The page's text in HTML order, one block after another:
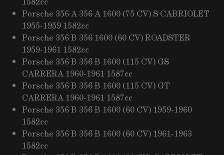
Porsche 356 A 356 A 1600 (75 CV) S CABRIOLET
1955-1959 1582cc
Porsche 356 B 356 1600 (60 CV) ROADSTER
1959-1961 1582cc
Porsche 356 B 356 B 1600 (115 CV) GS
CARRERA 1960-1961 1587cc
Porsche 356 B 356 B 1600 (115 CV) GT
CARRERA 1960-1961 1587cc
Porsche 356 B 356 B 1600 (60 CV) 1959-1960
1582cc
Porsche 356 B 356 B 1600 (60 CV) 1961-1963
1582cc